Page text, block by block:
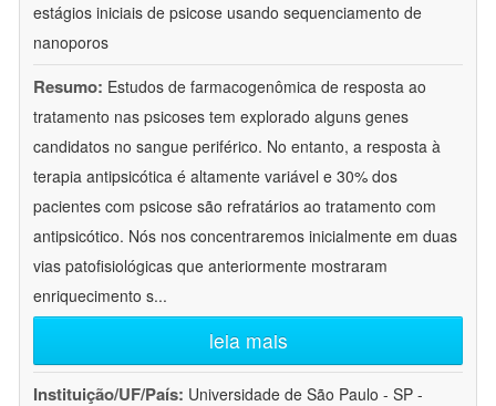
estágios iniciais de psicose usando sequenciamento de
nanoporos
Resumo: Estudos de farmacogenômica de resposta ao
tratamento nas psicoses tem explorado alguns genes
candidatos no sangue periférico. No entanto, a resposta à
terapia antipsicótica é altamente variável e 30% dos
pacientes com psicose são refratários ao tratamento com
antipsicótico. Nós nos concentraremos inicialmente em duas
vias patofisiológicas que anteriormente mostraram
enriquecimento s...
leia mais
Instituição/UF/País: Universidade de São Paulo - SP -